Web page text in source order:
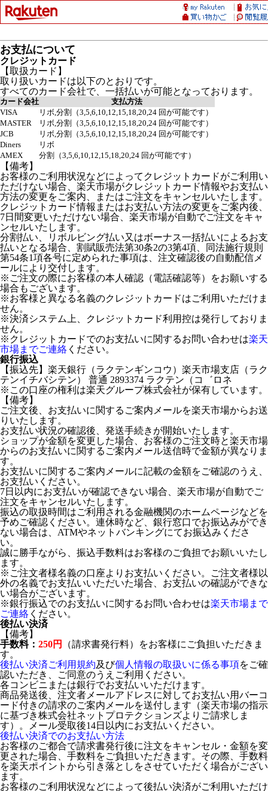
お支払について
クレジットカード
【取扱カード】
取り扱いカードは以下のとおりです。
すべてのカード会社で、一括払いが可能となっております。
カード会社
支払方法
VISA
リボ,分割（3,5,6,10,12,15,18,20,24 回が可能です）
MASTER
リボ,分割（3,5,6,10,12,15,18,20,24 回が可能です）
JCB
リボ,分割（3,5,6,10,12,15,18,20,24 回が可能です）
Diners
リボ
AMEX
分割（3,5,6,10,12,15,18,20,24 回が可能です）
【備考】
お客様のご利用状況などによってクレジットカードがご利用い
ただけない場合、楽天市場がクレジットカード情報やお支払い
方法の変更をご案内、またはご注文をキャンセルいたします。
クレジットカード情報またはお支払い方法の変更をご案内後、
7日間変更いただけない場合、楽天市場が自動でご注文をキャ
ンセルいたします。
分割払い、リボルビング払い又はボーナス一括払いによるお支
払いとなる場合、割賦販売法第30条2の3第4項、同法施行規則
第54条1項各号に定められた事項は、注文確認後の自動配信メ
ールにより交付します。
※ご注文の際にお客様の本人確認（電話確認等）をお願いする
場合もございます。
※お客様と異なる名義のクレジットカードはご利用いただけま
せん。
※決済システム上、クレジットカード利用控は発行しておりま
せん。
※クレジットカードでのお支払いに関するお問い合わせは楽天
市場までご連絡 ください。
銀行振込
【振込先】楽天銀行（ラクテンギンコウ）楽天市場支店（ラク
テンイチバシテン） 普通 2893374 ラクテン（コ゛ロネ
※この口座の権利は楽天グループ株式会社が保有しています。
【備考】
ご注文後、お支払いに関するご案内メールを楽天市場からお送
りいたします。
お支払い状況の確認後、発送手続きが開始いたします。
ショップが金額を変更した場合、お客様のご注文時と楽天市場
からのお支払いに関するご案内メール送信時で金額が異なりま
す。
お支払いに関するご案内メールに記載の金額をご確認のうえ、
お支払いください。
7日以内にお支払いが確認できない場合、楽天市場が自動でご
注文をキャンセルいたします。
振込の取扱時間はご利用される金融機関のホームページなどを
予めご確認ください。連休時など、銀行窓口でお振込みができ
ない場合は、ATMやネットバンキングにてお振込みくださ
い。
誠に勝手ながら、振込手数料はお客様のご負担でお願いいたし
ます。
※ご注文者様名義の口座よりお支払いください。ご注文者様以
外の名義でお支払いいただいた場合、お支払いの確認ができな
い場合がございます。
※銀行振込でのお支払いに関するお問い合わせは楽天市場まで
ご連絡 ください。
後払い決済
【備考】
手数料： 250円
（請求書発行料）をお客様にご負担いただきま
す。
後払い決済ご利用規約及び個人情報の取扱いに係る事項をご確
認いただき、ご同意のうえご利用ください。
各コンビニまたは銀行でお支払いいただけます。
商品発送後、注文者メールアドレスに対してお支払い用バーコ
ード付きの請求のご案内メールを送付します（楽天市場の指示
に基づき株式会社ネットプロテクションズよりご請求しま
す）。メール受取後14日以内にお支払いください。
後払い決済でのお支払い方法
お客様のご都合で請求書発行後に注文をキャンセル・金額を変
更された場合、手数料をご負担いただきます。その際、手数料
を楽天ポイントから引き落としをさせていただく場合がござい
ます。
お客様のご利用状況などによって後払い決済がご利用いただけ